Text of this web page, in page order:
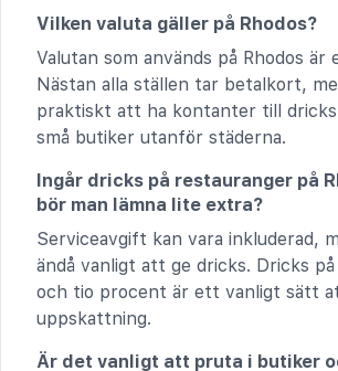
Vilken valuta gäller på Rhodos?
Valutan som används på Rhodos är
Nästan alla ställen tar betalkort,
praktiskt att ha kontanter till
små butiker utanför städerna.
Ingår dricks på restauranger på
bör man lämna lite extra?
Serviceavgift kan vara inkluderad,
ändå vanligt att ge dricks. Dricks
och tio procent är ett vanligt sätt
uppskattning.
Är det vanligt att pruta i butiker